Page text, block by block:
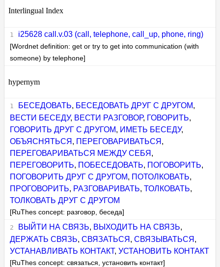
Interlingual Index
i25628 call.v.03 (call, telephone, call_up, phone, ring)
[Wordnet definition: get or try to get into communication (with
someone) by telephone]
hypernym
БЕСЕДОВАТЬ, БЕСЕДОВАТЬ ДРУГ С ДРУГОМ,
ВЕСТИ БЕСЕДУ, ВЕСТИ РАЗГОВОР, ГОВОРИТЬ,
ГОВОРИТЬ ДРУГ С ДРУГОМ, ИМЕТЬ БЕСЕДУ,
ОБЪЯСНЯТЬСЯ , ПЕРЕГОВАРИВАТЬСЯ ,
ПЕРЕГОВАРИВАТЬСЯ МЕЖДУ СЕБЯ ,
ПЕРЕГОВОРИТЬ, ПОБЕСЕДОВАТЬ, ПОГОВОРИТЬ,
ПОГОВОРИТЬ ДРУГ С ДРУГОМ, ПОТОЛКОВАТЬ,
ПРОГОВОРИТЬ, РАЗГОВАРИВАТЬ,ТОЛКОВАТЬ,
ТОЛКОВАТЬ ДРУГ С ДРУГОМ
[RuThes concept: разговор, беседа]
ВЫЙТИ НА СВЯЗЬ, ВЫХОДИТЬ НА СВЯЗЬ,
ДЕРЖАТЬ СВЯЗЬ,СВЯЗАТЬСЯ ,СВЯЗЫВАТЬСЯ ,
УСТАНАВЛИВАТЬ КОНТАКТ,УСТАНОВИТЬ КОНТАКТ
[RuThes concept: связаться, установить контакт]